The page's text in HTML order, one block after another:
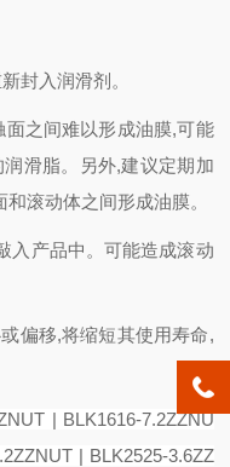
封入润滑剂。
之间难以形成油膜,可能
滑脂。另外,建议定期加
滚动体之间形成油膜。
入产品中。可能造成滚动
偏移,将缩短其使用寿命,
| BLK1616-7.2ZZNU
| BLK2525-3.6ZZ